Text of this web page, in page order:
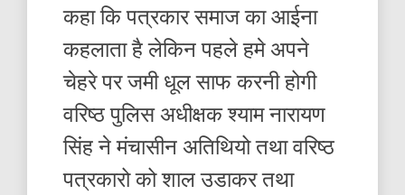
कहा कि पत्रकार समाज का आईना
कहलाता है लेकिन पहले हमे अपने
चेहरे पर जमी धूल साफ करनी होगी
वरिष्ठ पुलिस अधीक्षक श्याम नारायण
सिंह ने मंचासीन अतिथियो तथा वरिष्ठ
पत्रकारो को शाल उडाकर तथा